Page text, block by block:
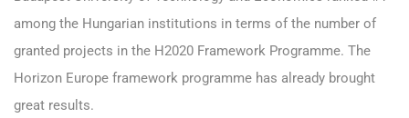
among the Hungarian institutions in terms of the number of
granted projects in the H2020 Framework Programme. The
Horizon Europe framework programme has already brought
great results.